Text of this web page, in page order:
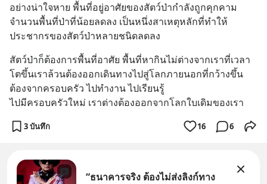
อย่างน่าใจหาย พื้นที่อยู่อาศัยของสัตว์ป่ากำลังถูกคุกคาม
จำนวนพื้นที่ป่าที่น้อยลดลง เป็นหนึ่งสาเหตุหลักที่ทำให้
ประชากรของสัตว์ป่าหลายชนิดลดลง
สัตว์ป่าก็ต้องการพื้นที่อาศัย พื้นที่หากินไม่ต่างจากเราที่เวลา
โตขึ้นเราล้วนต้องออกเดินทางไปสู่โลกภายนอกที่กว้างขึ้น
ต้องจากครอบครัว ไปทำงาน ไปเรียนรู้
ไปมีครอบครัวใหม่ เราต่างต้องออกจากโลกใบเดิมของเรา
3 บันทึก 16 6
“ธนาคารจริง ต้องไม่ส่งลิงก์ทาง